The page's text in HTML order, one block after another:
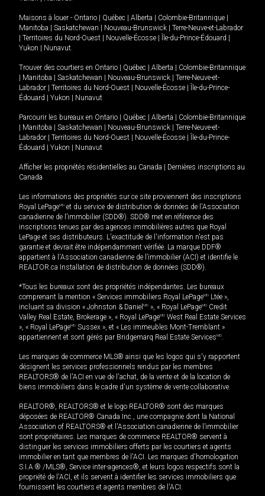
Maisons à louer - Ontario Québec Alberta Colombie-Britannique
Manitoba
Saskatchewan Nouveau-Brunswick
Terre-Neuve-et-Labrador
Territoires du Nord-Ouest Nouvelle-Écosse Île-du-Prince-Édouard
Yukon
Nunavut.
Trouver des courtiers en Ontario Québec Alberta
Colombie-Britannique
Manitoba Saskatchewan Nouveau-Brunswick
Terre-Neuve-et-
Labrador
Territoires du Nord-Ouest Nouvelle-Écosse
Île-du-Prince-
Édouard
Yukon Nunavut
Parcourir les bureaux en Ontario Québec Alberta
Colombie-Britannique
Manitoba Saskatchewan Nouveau-Brunswick
Terre-Neuve-et-
Labrador
Territoires du Nord-Ouest Nouvelle-Écosse
Île-du-Prince-
Édouard
Yukon Nunavut
Afficher les propriétés résidentielles au Canada
Dernières inscriptions au
Canada
Les informations des propriétés sur ce site proviennent des inscriptions
Royal LePageMD et du service de distribution de données de l'Association
canadienne de l’immobilier (SDD®). SDD® met en référence des
inscriptions tenues par des agences immobilières autres que Royal
LePage et ses distributeurs. L'exactitude de l'information n'est pas
garantie et devrait être indépendamment vérifiée. La marque DDF®
appartient à l'Association canadienne de l’immobilier (ACI) et identifie le
REALTOR.ca Installation de distribution de données (SDD®).
*Tous les bureaux sont des propriétés indépendantes. Les bureaux
comprenant la mention « Services immobiliers Royal LePageMD Ltée »,
incluant sa division « Johnston & Daniel MD », « Royal LePageMD Credit
Valley Real Estate, Brokerage », « Royal LePageMD West Real Estate Services
», « Royal LePageMD Sussex », et « Les immeubles Mont-Tremblant »
appartiennent et sont gérés par Bridgemarq Real Estate ServicesMD.
Les marques de commerce MLS® ainsi que les logos qui s'y rapportent
désignent les services professionnels rendus par les membres
REALTORS® de l'ACI en vue de l'achat, de la vente et de la location de
biens immobiliers dans le cadre d'un système de vente collaborative.
REALTOR®, REALTORS® et le logo REALTOR® sont des marques
déposées de REALTOR® Canada Inc., une compagnie dont la National
Association of REALTORS® et l'Association canadienne de l’immobilier
sont propriétaires. Les marques de commerce REALTOR® servent à
distinguer les services immobiliers offerts par les courtiers et agents
immobilier en tant que membres de l'ACI. Les marques d'homologation
S.I.A.® /MLS®, Service inter-agences®, et leurs logos respectifs sont la
propriété de l'ACI, et ils servent à identifier les services immobiliers que
fournissent les courtiers et agents membres de l'ACI.